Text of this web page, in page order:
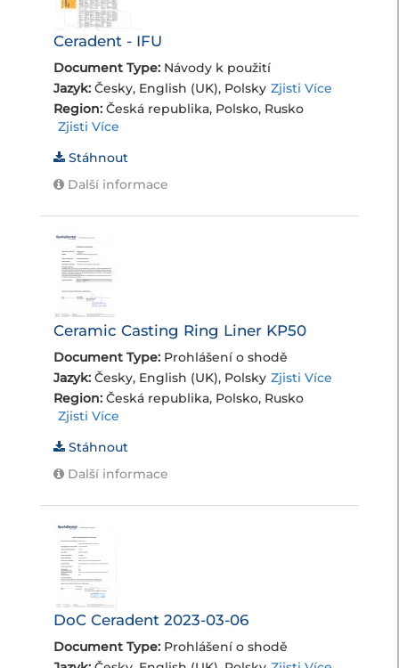
Ceradent - IFU
Document Type: Návody k použití
Jazyk: Česky, English (UK), Polsky Zjisti Více
Region: Česká republika, Polsko, Rusko
Zjisti Více
Stáhnout
Další informace
Ceramic Casting Ring Liner KP50
Document Type: Prohlášení o shodě
Jazyk: Česky, English (UK), Polsky Zjisti Více
Region: Česká republika, Polsko, Rusko
Zjisti Více
Stáhnout
Další informace
DoC Ceradent 2023-03-06
Document Type: Prohlášení o shodě